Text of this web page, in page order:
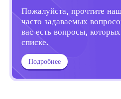
Пожалуйста, прочтите
часто задаваемых
вас есть вопросы,
списке.
Подробнее